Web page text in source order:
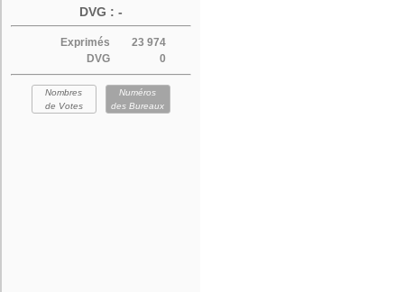
DVG : -
Exprimés
23 974
DVG
0
Nombres
de Votes
Numéros
des Bureaux